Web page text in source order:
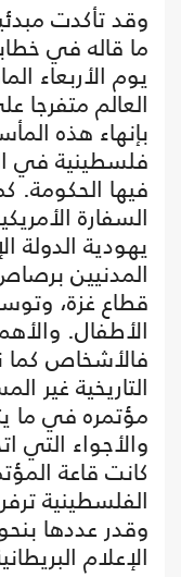
وقد تأكدت
ما قاله في
يوم الأربعاء
العالم متفرجا
بإنهاء هذه
فلسطينية في
فيها الحكومة.
السفارة
يهودية الدولة
المدنيين
قطاع غزة،
الأطفال.
فالأشخاص كما
التاريخية غير
مؤتمره في ما
والأجواء التي
كانت قاعة
الفلسطينية
وقدر عددها
الإعلام